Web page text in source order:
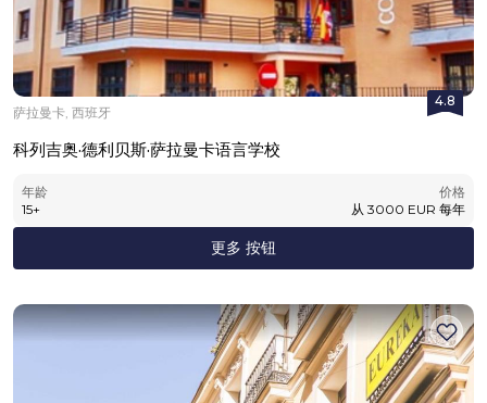
4.8
萨拉曼卡, 西班牙
科列吉奥·德利贝斯·萨拉曼卡语言学校
年龄
15+
价格
从 3000 EUR 每年
更多 按钮